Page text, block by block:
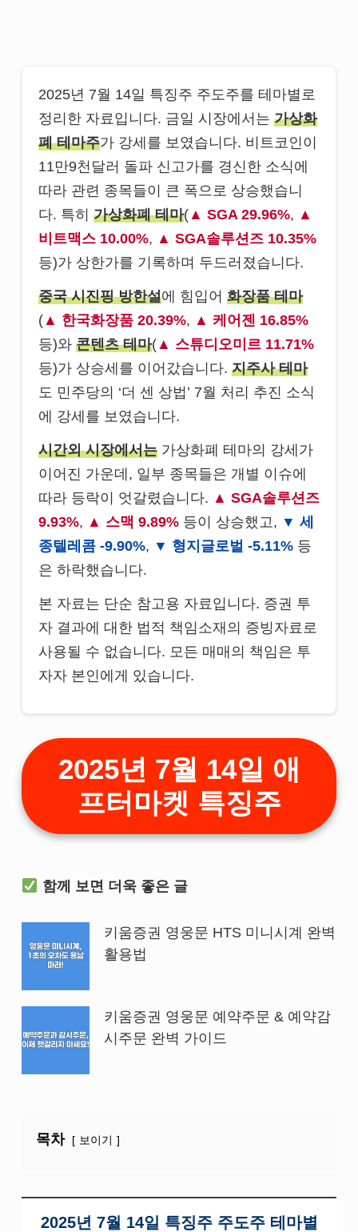
2025년 7월 14일 특징주 주도주를 테마별로
정리한 자료입니다. 금일 시장에서는 가상화
폐 테마주가 강세를 보였습니다. 비트코인이
11만9천달러 돌파 신고가를 경신한 소식에
따라 관련 종목들이 큰 폭으로 상승했습니
다. 특히 가상화폐 테마( SGA 29.96%,
비트맥스 10.00%,
SGA솔루션즈 10.35%
등)가 상한가를 기록하며 두드러졌습니다.
중국 시진핑 방한설에 힘입어 화장품 테마
(
한국화장품 20.39%,
케어젠 16.85%
등)와 콘텐츠 테마(
스튜디오미르 11.71%
등)가 상승세를 이어갔습니다. 지주사 테마
도 민주당의 ‘더 센 상법’ 7월 처리 추진 소식
에 강세를 보였습니다.
시간외 시장에서는 가상화폐 테마의 강세가
이어진 가운데, 일부 종목들은 개별 이슈에
따라 등락이 엇갈렸습니다.
SGA솔루션즈
9.93%, 스맥 9.89% 등이 상승했고,
세
종텔레콤 -9.90%, 형지글로벌 -5.11% 등
은 하락했습니다.
본 자료는 단순 참고용 자료입니다. 증권 투
자 결과에 대한 법적 책임소재의 증빙자료로
사용될 수 없습니다. 모든 매매의 책임은 투
자자 본인에게 있습니다.
2025년 7월 14일 애
프터마켓 특징주
함께 보면 더욱 좋은 글
키움증권 영웅문 HTS 미니시계 완벽
활용법
키움증권 영웅문 예약주문 & 예약감
시주문 완벽 가이드
목차 보이기
2025년 7월 14일 특징주 주도주 테마별